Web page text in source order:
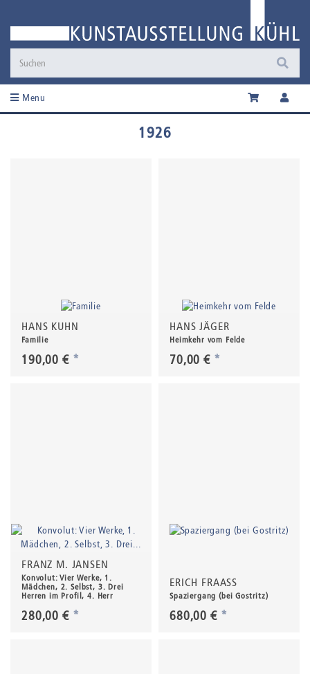
Menu
1926
HANS KUHN
Familie
190,00 € *
HANS JÄGER
Heimkehr vom Felde
70,00 € *
FRANZ M. JANSEN
Konvolut: Vier Werke, 1.
Mädchen, 2. Selbst, 3. Drei
Herren im Profil, 4. Herr
280,00 € *
ERICH FRAASS
Spaziergang (bei Gostritz)
680,00 € *